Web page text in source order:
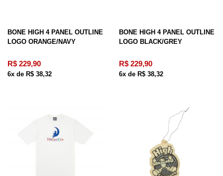
BONE HIGH 4 PANEL OUTLINE
LOGO ORANGE/NAVY
R$ 229,90
6x de R$ 38,32
BONE HIGH 4 PANEL OUTLINE
LOGO BLACK/GREY
R$ 229,90
6x de R$ 38,32